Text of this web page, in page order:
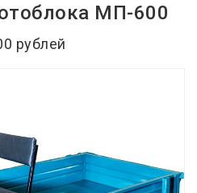
МП-600
рублей